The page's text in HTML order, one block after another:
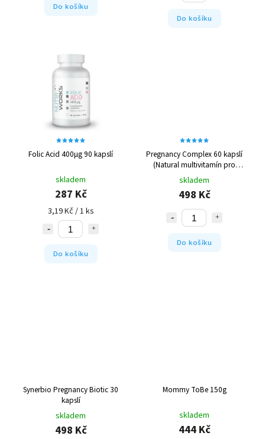
Do košíku
Do košíku
Folic Acid 400µg 90 kapslí
skladem
287 Kč
3,19 Kč / 1 ks
Do košíku
Pregnancy Complex 60 kapslí
(Natural multivitamín pro
těhotné)
skladem
498 Kč
Do košíku
Synerbio Pregnancy Biotic 30
kapslí
skladem
498 Kč
Mommy ToBe 150g
skladem
444 Kč